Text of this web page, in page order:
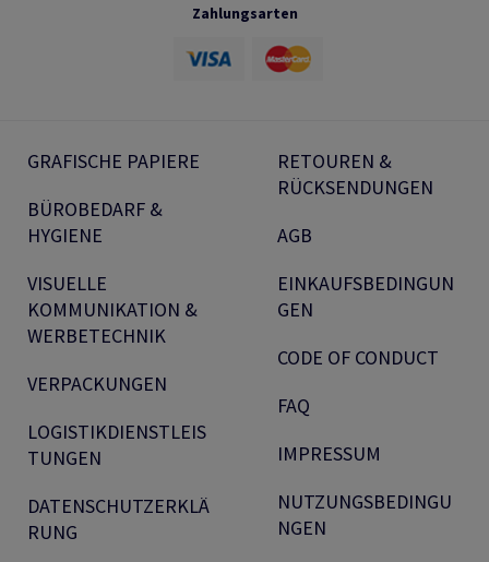
Zahlungsarten
GRAFISCHE PAPIERE
BÜROBEDARF &
HYGIENE
VISUELLE
KOMMUNIKATION &
WERBETECHNIK
VERPACKUNGEN
LOGISTIKDIENSTLEIS
TUNGEN
DATENSCHUTZERKLÄ
RUNG
RETOUREN &
RÜCKSENDUNGEN
AGB
EINKAUFSBEDINGUN
GEN
CODE OF CONDUCT
FAQ
IMPRESSUM
NUTZUNGSBEDINGU
NGEN